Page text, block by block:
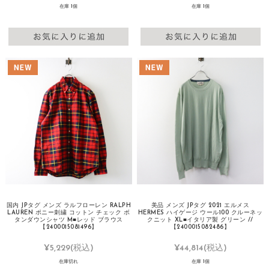
在庫 1個 在庫 1個
国内 JPタグ メンズ ラルフローレン RALPH
LAUREN ポニー刺繍 コットン チェック ボ
タンダウンシャツ M■レッド ブラウス
【2400015081496】
¥5,229(税込)
在庫切れ
美品 メンズ JPタグ 2021 エルメス
HERMES ハイゲージ ウール100 クルーネッ
クニット XL■イタリア製 グリーン //
【2400015082486】
¥44,814(税込)
在庫 1個